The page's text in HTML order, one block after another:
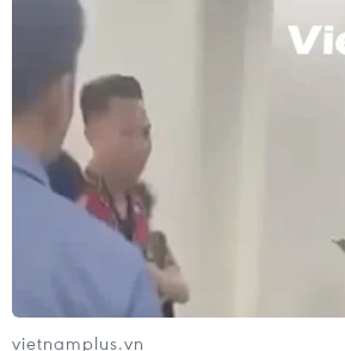
xương hiếm gặp
17/07/2026 01:05
Tìm lời giải cho xu hướng gia tăng
ung thư phổi ở người trẻ không hút
17/07/2026 01:00
vietnamplus.vn